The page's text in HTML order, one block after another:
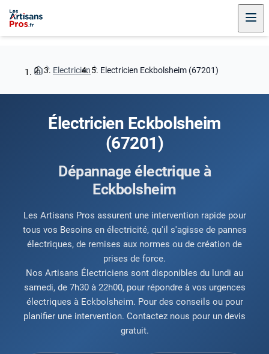
Electricien Electricien Eckbolsheim (67201)
Électricien Eckbolsheim
(67201)
Dépannage électrique à
Eckbolsheim
Les Artisans Pros assurent une intervention rapide pour
tous vos Besoins en électricité, qu'il s'agisse de pannes
électriques, de remises aux normes ou de création de
prises de force.
Nos Artisans Électriciens sont disponibles du lundi au
samedi, de 7h30 à 22h00, pour répondre à vos urgences
électriques à Eckbolsheim. Pour des conseils ou pour
planifier une intervention. Contactez nous pour un devis
gratuit.